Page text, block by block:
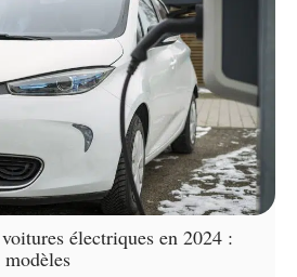
électriques en 2024 :